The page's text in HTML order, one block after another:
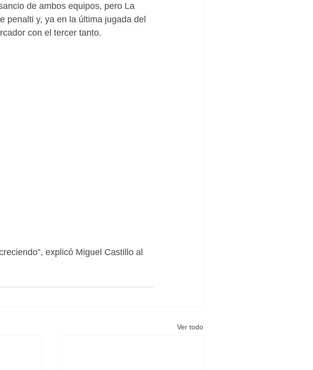
de ambos equipos, pero La
penalti y, ya en la última jugada del
con el tercer tanto.
explicó Miguel Castillo al
Ver todo